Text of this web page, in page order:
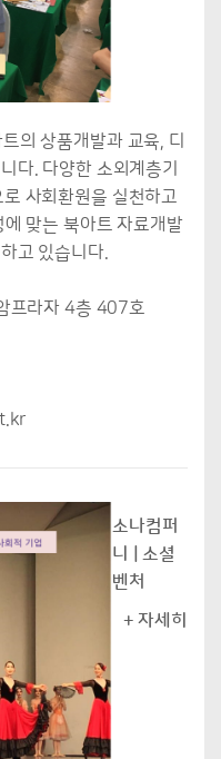
의 상품개발과 교육, 디
다. 다양한 소외계층기
사회환원을 실천하고
맞는 북아트 자료개발
고 있습니다.
프라자 4층 407호
소나컴퍼
니 | 소셜
벤처
+ 자세히